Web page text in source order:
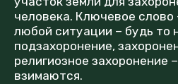
человека. Ключевое
любой ситуации – будь то
подзахоронение,
религиозное захоронение
взимаются.